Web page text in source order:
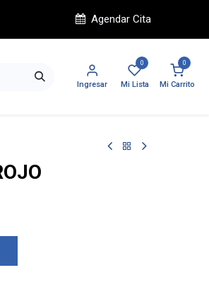
Agendar Cita
Ingresar
0
Mi Lista
0
Mi Carrito